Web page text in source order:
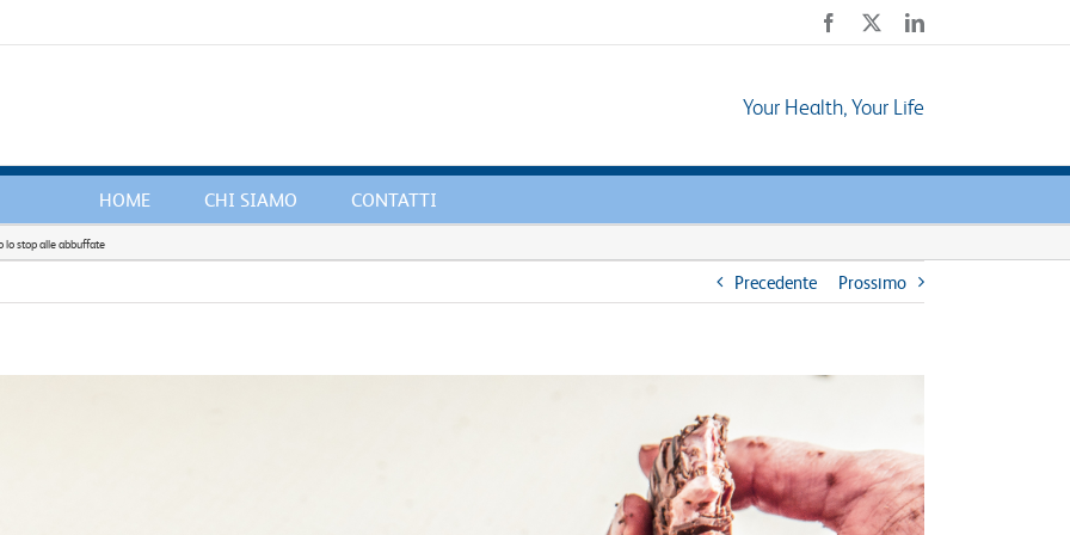
Facebook LinkedIn
Your Health, Your Life
HOME CHI SIAMO CONTATTI
lo stop alle abbuffate
Precedente Prossimo